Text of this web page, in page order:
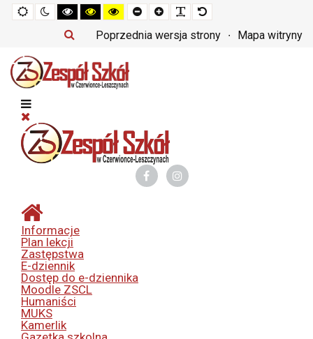
Tryb
domyślny
Tryb
nocny
Tryb
czarno-
biały
o
kontraście
Tryb
czarno-
żółty
o
kontraście
Tryb
żółto-
czarny
o
kontraście
Set
smaller
font
Set
larger
font
Make
font
more
readable
Set
default
font
Poprzednia wersja strony Mapa witryny
Informacje
Plan lekcji
Zastępstwa
E-dziennik
Dostęp do e-dziennika
Moodle ZSCL
Humaniści
MUKS
Kamerlik